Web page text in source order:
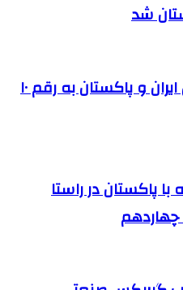
شد
افزایش حجم تجارت بین ایران و پاکستان به رقم ۱۰
پاکستان در راستا